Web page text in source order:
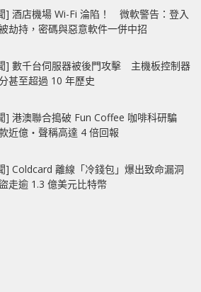
] 酒店機場 Wi-Fi 淪陷！ 微軟警告：登入
劫持，密碼與惡意軟件一併中招
] 數千台伺服器被後門攻擊 主機板控制器
甚至超過 10 年歷史
] 港澳聯合搗破 Fun Coffee 咖啡科研騙
近億‧聲稱高達 4 倍回報
] Coldcard 離線「冷錢包」爆出致命漏洞
走逾 1.3 億美元比特幣